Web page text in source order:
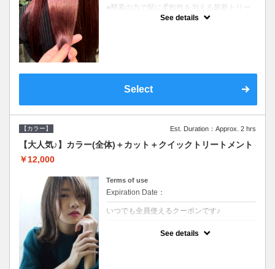
●酵素の力で髪に柔軟性を与える最新トリー
トメント●ＳＢ込●長さ料金あり《こちらのク
See details
Select
【カラー】 Est. Duration：Approx. 2 hrs
【大人気♪】カラー(全体)＋カット＋クイックトリートメント
￥12,000
Terms of use
Expiration Date：
いつでも全員使えるクーポンです♪
See details